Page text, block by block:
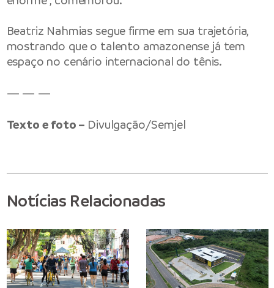
Beatriz Nahmias segue firme em sua trajetória,
mostrando que o talento amazonense já tem
espaço no cenário internacional do tênis.
— — —
Texto e foto – Divulgação/Semjel
Notícias Relacionadas